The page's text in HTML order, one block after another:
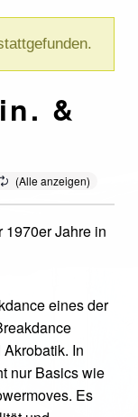
&
Jahre in
eines der
In
nur Basics wie
Es